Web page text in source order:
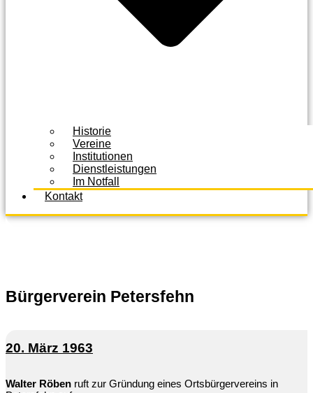
Historie
Vereine
Institutionen
Dienstleistungen
Im Notfall
Kontakt
Bürgerverein Petersfehn
20. März 1963
Walter Röben ruft zur Gründung eines Ortsbürgervereins in